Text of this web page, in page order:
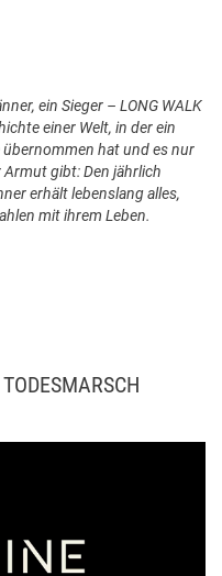
ein Sieger – LONG WALK
einer Welt, in der ein
hat und es nur
gibt: Den jährlich
erhält lebenslang alles,
mit ihrem Leben.